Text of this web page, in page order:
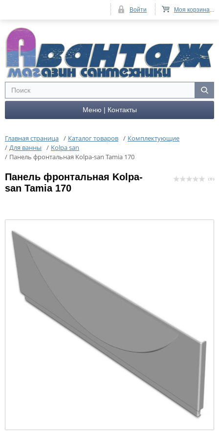
Меню | Контакты
Главная страница / Каталог товаров / Комплектующие
/ Для ванны / Kolpa san
/ Панель фронтальная Kolpa-san Tamia 170
Панель фронтальная Kolpa-
san Tamia 170
( 0 )
Моя корзина...
Войти